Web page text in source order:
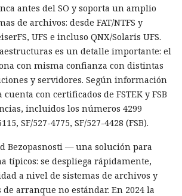
antes del SO y soporta un amplio
de archivos: desde FAT/NTFS y
UFS e incluso QNX/Solaris UFS.
es un detalle importante: el
con misma confianza con distintas
y servidores. Según información
con certificados de FSTEK y FSB
incluidos los números 4299
SF/527-4775, SF/527-4428 (FSB).
Bezopasnosti — una solución para
típicos: se despliega rápidamente,
a nivel de sistemas de archivos y
arranque no estándar. En 2024 la